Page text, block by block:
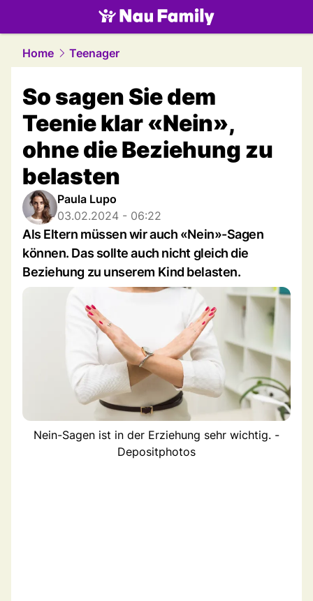
family.NAU.ch
Home Teenager
So sagen Sie dem
Teenie klar «Nein»,
ohne die Beziehung zu
belasten
Paula Lupo
03.02.2024 - 06:22
Als Eltern müssen wir auch «Nein»-Sagen
können. Das sollte auch nicht gleich die
Beziehung zu unserem Kind belasten.
Nein-Sagen ist in der Erziehung sehr wichtig. -
Depositphotos